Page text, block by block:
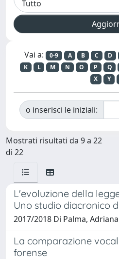
Vai a: 0-9 A B C D
K
L M N O P Q
X
Y
o inserisci le iniziali:
Mostrati risultati da 9 a 22
di 22
L'evoluzione della
Uno studio diacronico
2017/2018 Di Palma, Adriana
La comparazione
forense